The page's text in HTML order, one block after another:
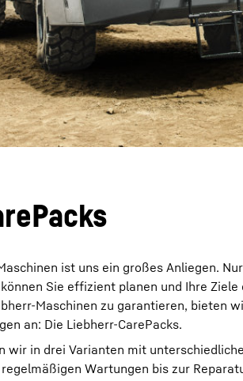
ist uns ein großes Anliegen.
Sie effizient planen und Ihre Ziele
Maschinen zu garantieren, bieten
an: Die Liebherr-CarePacks.
wir in drei Varianten mit
Wartungen bis zur